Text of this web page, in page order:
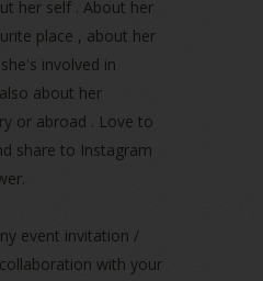
her self . About her
place , about her
involved in
about her
or abroad . Love to
share to Instagram
event invitation /
with your